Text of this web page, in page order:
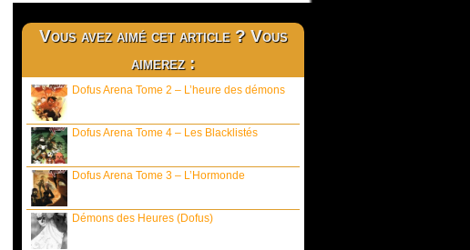
Vous avez aimé cet article ? Vous
aimerez :
Dofus Arena Tome 2 – L’heure des démons
Dofus Arena Tome 4 – Les Blacklistés
Dofus Arena Tome 3 – L’Hormonde
Démons des Heures (Dofus)